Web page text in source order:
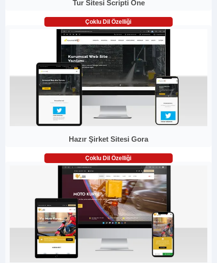
Tur Sitesi Scripti One
Çoklu Dil Özelliği
Hazır Şirket Sitesi Gora
Çoklu Dil Özelliği